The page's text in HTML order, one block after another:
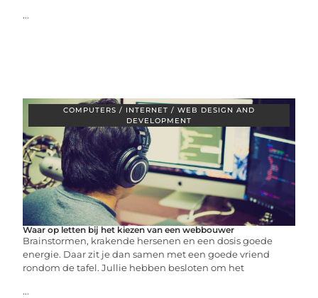
...
COMPUTERS / INTERNET / WEB DESIGN AND
DEVELOPMENT
Waar op letten bij het kiezen van een webbouwer
Brainstormen, krakende hersenen en een dosis goede
energie. Daar zit je dan samen met een goede vriend
rondom de tafel. Jullie hebben besloten om het
...